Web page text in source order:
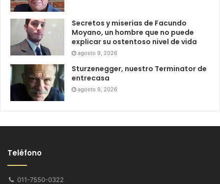
Secretos y miserias de Facundo
Moyano, un hombre que no puede
explicar su ostentoso nivel de vida
agosto 9, 2026
Sturzenegger, nuestro Terminator de
entrecasa
agosto 9, 2026
Teléfono
011-7550-0322